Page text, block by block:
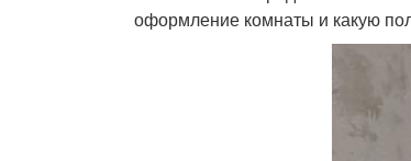
оформление комнаты и какую